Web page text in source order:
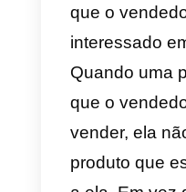
seu lead
vendendo
exemplos
2)